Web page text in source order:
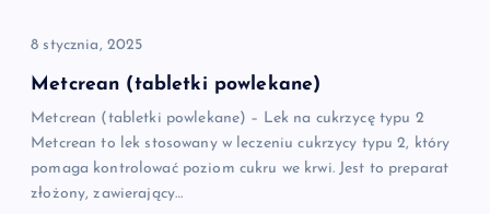
p
s
u
8 stycznia, 2025
Metcrean (tabletki powlekane)
Metcrean (tabletki powlekane) – Lek na cukrzycę typu 2
Metcrean to lek stosowany w leczeniu cukrzycy typu 2, który
pomaga kontrolować poziom cukru we krwi. Jest to preparat
złożony, zawierający…